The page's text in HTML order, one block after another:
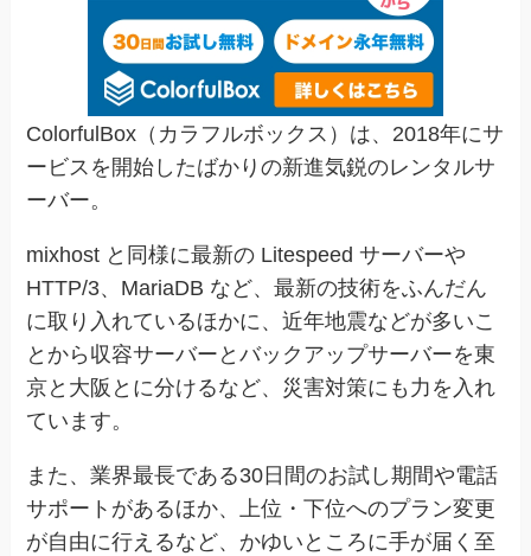
ColorfulBox（カラフルボックス）は、2018年にサ
ービスを開始したばかりの新進気鋭のレンタルサ
ーバー。
mixhost と同様に最新の Litespeed サーバーや
HTTP/3、MariaDB など、最新の技術をふんだん
に取り入れているほかに、近年地震などが多いこ
とから収容サーバーとバックアップサーバーを東
京と大阪とに分けるなど、災害対策にも力を入れ
ています。
また、業界最長である30日間のお試し期間や電話
サポートがあるほか、上位・下位へのプラン変更
が自由に行えるなど、かゆいところに手が届く至